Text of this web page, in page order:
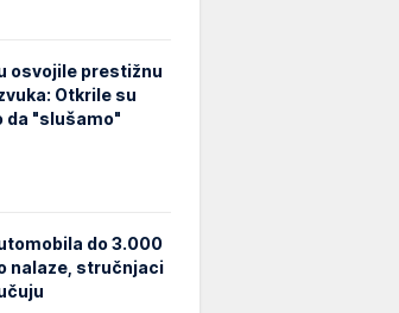
osvojile prestižnu
Otkrile su
da "slušamo"
do 3.000
nalaze, stručnjaci